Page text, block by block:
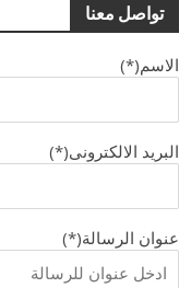
تواصل معنا
الاسم(*)
البريد الالكترونى(*)
عنوان الرسالة(*)